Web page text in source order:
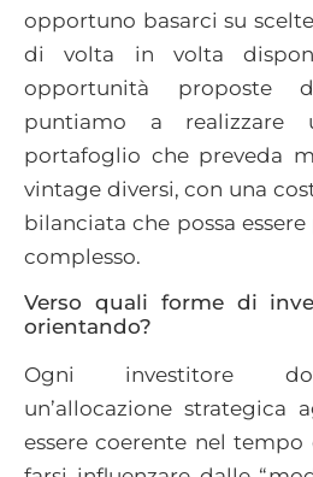
opportuno basarci su
di volta in volta
opportunità proposte
puntiamo a realizzare
portafoglio che preveda
vintage diversi, con una
bilanciata che possa
complesso.
Verso quali forme di
orientando?
Ogni investitore
un’allocazione strategica
essere coerente nel tempo